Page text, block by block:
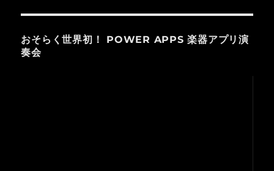
おそらく世界初！ POWER APPS 楽器アプリ演
奏会